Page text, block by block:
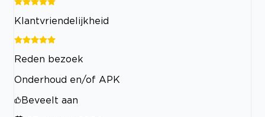
Klantvriendelijkheid
Reden bezoek
Onderhoud en/of APK
Beveelt aan